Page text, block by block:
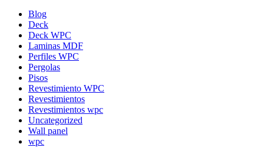
Blog
Deck
Deck WPC
Laminas MDF
Perfiles WPC
Pergolas
Pisos
Revestimiento WPC
Revestimientos
Revestimientos wpc
Uncategorized
Wall panel
wpc